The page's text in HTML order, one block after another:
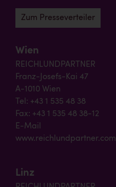
Zum Presseverteiler
Wien
REICHLUNDPARTNER
Franz-Josefs-Kai 47
A-1010 Wien
Tel: +43 1 535 48 38
Fax: +43 1 535 48 38-12
E-Mail
www.reichlundpartner.com
Linz